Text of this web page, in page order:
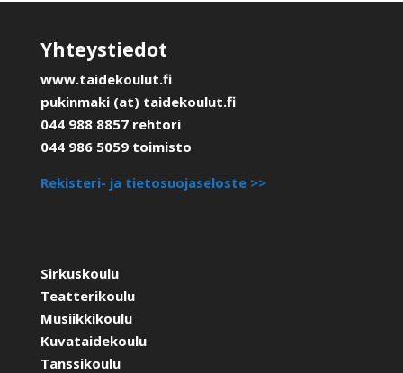
Yhteystiedot
www.taidekoulut.fi
pukinmaki (at) taidekoulut.fi
044 988 8857 rehtori
044 986 5059 toimisto
Rekisteri- ja tietosuojaseloste >>
Sirkuskoulu
Teatterikoulu
Musiikkikoulu
Kuvataidekoulu
Tanssikoulu